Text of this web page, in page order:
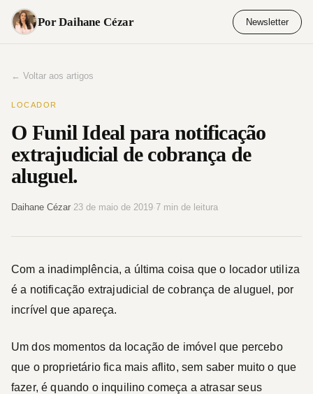
Pular
para
Por Daihane Cézar Newsletter
← Voltar aos artigos
LOCADOR
O Funil Ideal para notificação
extrajudicial de cobrança de
aluguel.
Daihane Cézar 23 de maio de 2019 7 min de leitura
Com a inadimplência, a última coisa que o locador utiliza
é a notificação extrajudicial de cobrança de aluguel, por
incrível que apareça.
Um dos momentos da locação de imóvel que percebo
que o proprietário fica mais aflito, sem saber muito o que
fazer, é quando o inquilino começa a atrasar seus